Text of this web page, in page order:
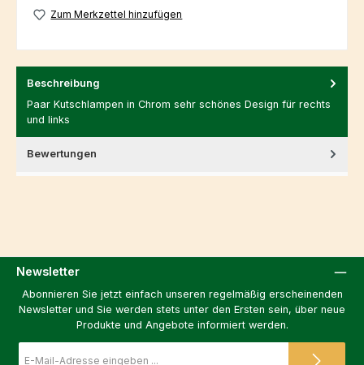
Zum Merkzettel hinzufügen
Beschreibung
Paar Kutschlampen in Chrom sehr schönes Design für rechts
und links
Bewertungen
Newsletter
Abonnieren Sie jetzt einfach unseren regelmäßig erscheinenden
Newsletter und Sie werden stets unter den Ersten sein, über neue
Produkte und Angebote informiert werden.
Mail-